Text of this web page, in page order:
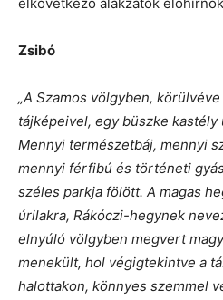
Zsibó
„A Szamos völgyben,
tájképeivel, egy büszke
Mennyi természetbáj, mennyi
mennyi férfibú és történeti
széles parkja fölött. A magas
úrilakra, Rákóczi-hegynek
elnyúló völgyben megvert
menekült, hol végigtekintve a
halottakon, könnyes szemmel